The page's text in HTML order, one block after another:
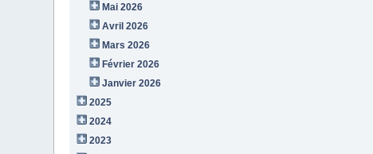
Mai 2026
Avril 2026
Mars 2026
Février 2026
Janvier 2026
2025
2024
2023